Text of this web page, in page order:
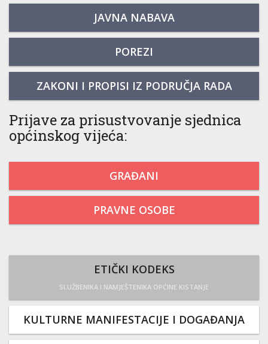
JAVNA NABAVA
POREZI
ZAKONI I PROPISI IZ PODRUČJA RADA
Prijave za prisustvovanje sjednica
općinskog vijeća:
GRAĐANI
PRAVNE OSOBE
ETIČKI KODEKS
SLUŽBENIKA I NAMJEŠTENIKA OPĆINE KISTANJE
KULTURNE MANIFESTACIJE I DOGAĐANJA